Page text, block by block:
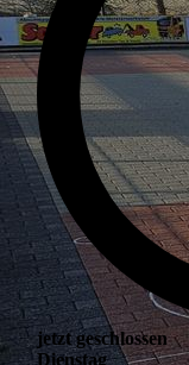
jetzt geschlossen
Dienstag